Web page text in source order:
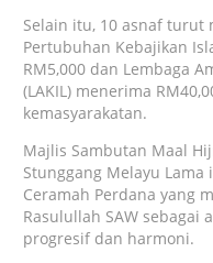
Selain itu, 10 asnaf turut
Pertubuhan Kebajikan
RM5,000 dan Lembaga
(LAKIL) menerima
kemasyarakatan.
Majlis Sambutan Maal
Stunggang Melayu
Ceramah Perdana yang
Rasulullah SAW sebagai
progresif dan harmoni.